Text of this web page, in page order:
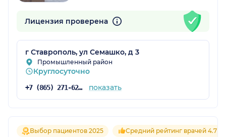
Лицензия проверена
г Ставрополь, ул Семашко, д 3
Промышленный район
Круглосуточно
+7 (865) 271-62-07 показать
Выбор пациентов 2025 Средний рейтинг врачей 4.7